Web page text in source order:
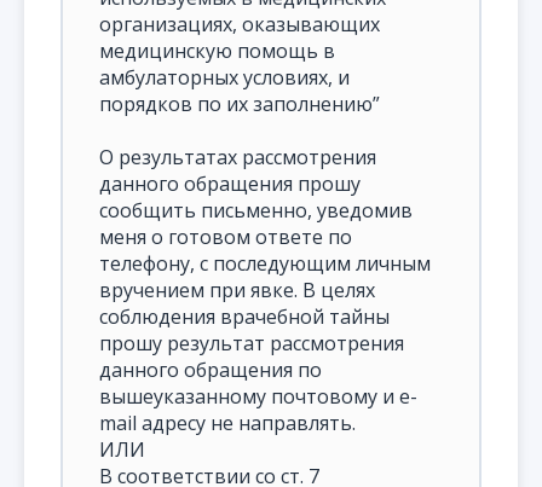
организациях, оказывающих
медицинскую помощь в
амбулаторных условиях, и
порядков по их заполнению”
О результатах рассмотрения
данного обращения прошу
сообщить письменно, уведомив
меня о готовом ответе по
телефону, с последующим личным
вручением при явке. В целях
соблюдения врачебной тайны
прошу результат рассмотрения
данного обращения по
вышеуказанному почтовому и e-
mail адресу не направлять.
ИЛИ
В соответствии со ст. 7